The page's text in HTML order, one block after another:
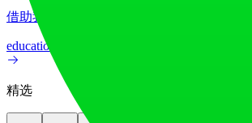
借助我们先进的AI图像翻译器，在70多种
education
精选